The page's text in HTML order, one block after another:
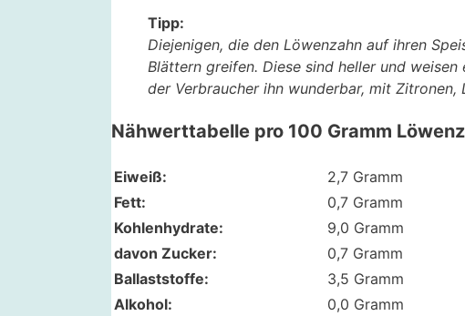
Tipp:
Diejenigen, die den Löwenzahn auf ihren
Blättern greifen. Diese sind heller und
der Verbraucher ihn wunderbar, mit
Nähwerttabelle pro 100 Gramm
Eiweiß:
2,7 Gramm
Fett:
0,7 Gramm
Kohlenhydrate:
9,0 Gramm
davon Zucker:
0,7 Gramm
Ballaststoffe:
3,5 Gramm
Alkohol:
0,0 Gramm